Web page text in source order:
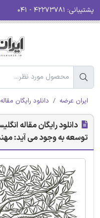
پشتیبانی:
ایران عرضه دانلود رایگان
دانلود رایگان مقاله
توسعه به وجود می آید: